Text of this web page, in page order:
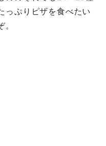
っぷりピザを食べたい
。